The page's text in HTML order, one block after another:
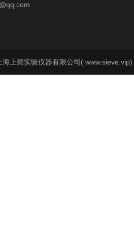
海上碧实验仪器有限公司(